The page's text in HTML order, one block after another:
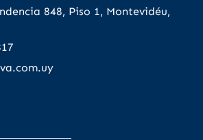
848, Piso 1, Montevidéu,